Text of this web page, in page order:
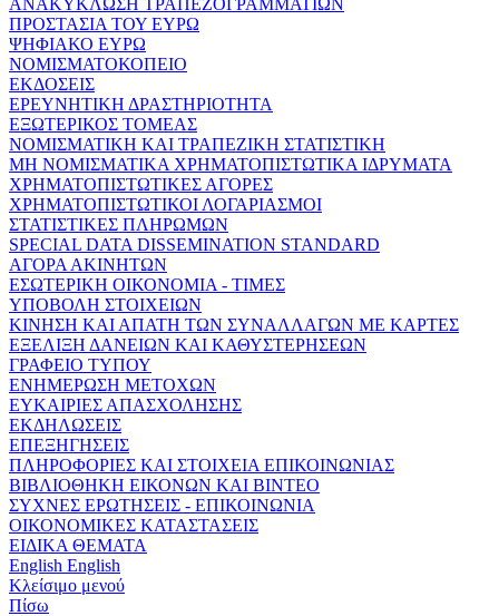
ΠΡΟΣΤΑΣΙΑ ΤΟΥ ΕΥΡΩ
ΨΗΦΙΑΚΟ ΕΥΡΩ
ΝΟΜΙΣΜΑΤΟΚΟΠΕΙΟ
ΕΚΔΟΣΕΙΣ
ΕΡΕΥΝΗΤΙΚΗ ΔΡΑΣΤΗΡΙΟΤΗΤΑ
ΕΞΩΤΕΡΙΚΟΣ ΤΟΜΕΑΣ
ΝΟΜΙΣΜΑΤΙΚΗ ΚΑΙ ΤΡΑΠΕΖΙΚΗ ΣΤΑΤΙΣΤΙΚΗ
ΜΗ ΝΟΜΙΣΜΑΤΙΚΑ ΧΡΗΜΑΤΟΠΙΣΤΩΤΙΚΑ ΙΔΡΥΜΑΤΑ
ΧΡΗΜΑΤΟΠΙΣΤΩΤΙΚΕΣ ΑΓΟΡΕΣ
ΧΡΗΜΑΤΟΠΙΣΤΩΤΙΚΟΙ ΛΟΓΑΡΙΑΣΜΟΙ
ΣΤΑΤΙΣΤΙΚΕΣ ΠΛΗΡΩΜΩΝ
SPECIAL DATA DISSEMINATION STANDARD
ΑΓΟΡΑ ΑΚΙΝΗΤΩΝ
ΕΣΩΤΕΡΙΚΗ ΟΙΚΟΝΟΜΙΑ - ΤΙΜΕΣ
ΥΠΟΒΟΛΗ ΣΤΟΙΧΕΙΩΝ
ΚΙΝΗΣΗ ΚΑΙ ΑΠΑΤΗ ΤΩΝ ΣΥΝΑΛΛΑΓΩΝ ΜΕ ΚΑΡΤΕΣ
ΕΞΕΛΙΞΗ ΔΑΝΕΙΩΝ ΚΑΙ ΚΑΘΥΣΤΕΡΗΣΕΩΝ
ΓΡΑΦΕΙΟ ΤΥΠΟΥ
ΕΝΗΜΕΡΩΣΗ ΜΕΤΟΧΩΝ
ΕΥΚΑΙΡΙΕΣ ΑΠΑΣΧΟΛΗΣΗΣ
ΕΚΔΗΛΩΣΕΙΣ
ΕΠΕΞΗΓΗΣΕΙΣ
ΠΛΗΡΟΦΟΡΙΕΣ ΚΑΙ ΣΤΟΙΧΕΙΑ ΕΠΙΚΟΙΝΩΝΙΑΣ
ΒΙΒΛΙΟΘΗΚΗ ΕΙΚΟΝΩΝ ΚΑΙ ΒΙΝΤΕΟ
ΣΥΧΝΕΣ ΕΡΩΤΗΣΕΙΣ - ΕΠΙΚΟΙΝΩΝΙΑ
ΟΙΚΟΝΟΜΙΚΕΣ ΚΑΤΑΣΤΑΣΕΙΣ
ΕΙΔΙΚΑ ΘΕΜΑΤΑ
English English
Κλείσιμο μενού
Πίσω